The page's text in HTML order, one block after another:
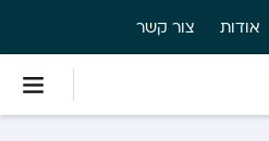
אודות צור קשר